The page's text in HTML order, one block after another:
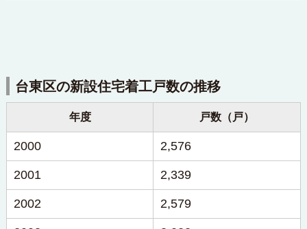
台東区の新設住宅着工戸数の推移
年度 戸数（戸）
2000 2,576
2001 2,339
2002 2,579